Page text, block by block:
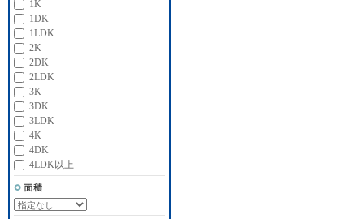
1K
1DK
1LDK
2K
2DK
2LDK
3K
3DK
3LDK
4K
4DK
4LDK以上